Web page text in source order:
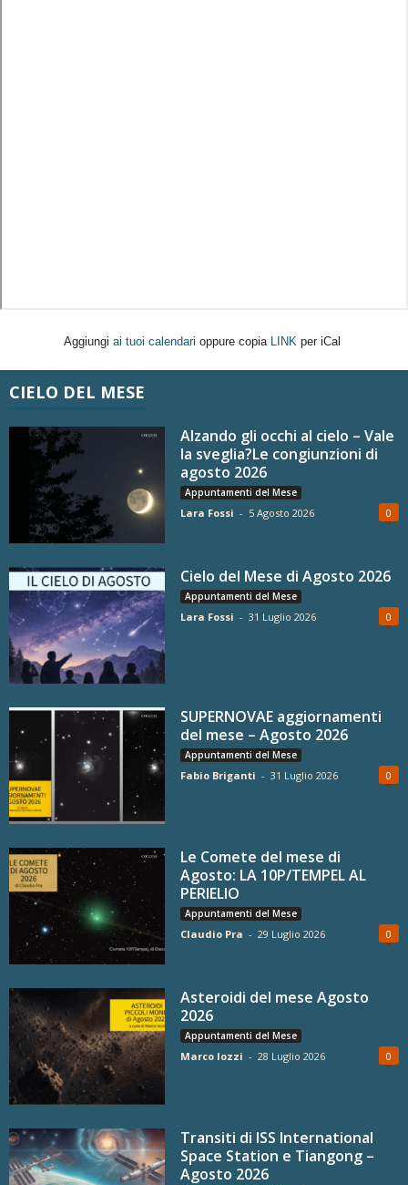
Aggiungi ai tuoi calendari oppure copia LINK per iCal
CIELO DEL MESE
Alzando gli occhi al cielo – Vale
la sveglia?Le congiunzioni di
agosto 2026
Appuntamenti del Mese
Lara Fossi - 5 Agosto 2026 0
Cielo del Mese di Agosto 2026
Appuntamenti del Mese
Lara Fossi - 31 Luglio 2026 0
SUPERNOVAE aggiornamenti
del mese – Agosto 2026
Appuntamenti del Mese
Fabio Briganti - 31 Luglio 2026 0
Le Comete del mese di
Agosto: LA 10P/TEMPEL AL
PERIELIO
Appuntamenti del Mese
Claudio Pra - 29 Luglio 2026 0
Asteroidi del mese Agosto
2026
Appuntamenti del Mese
Marco Iozzi - 28 Luglio 2026 0
Transiti di ISS International
Space Station e Tiangong –
Agosto 2026